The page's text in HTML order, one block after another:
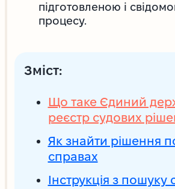
підготовленою і
процесу.
Зміст:
Що таке Єдиний
реєстр судових
Як знайти рішення
справах
Інструкція з пошуку